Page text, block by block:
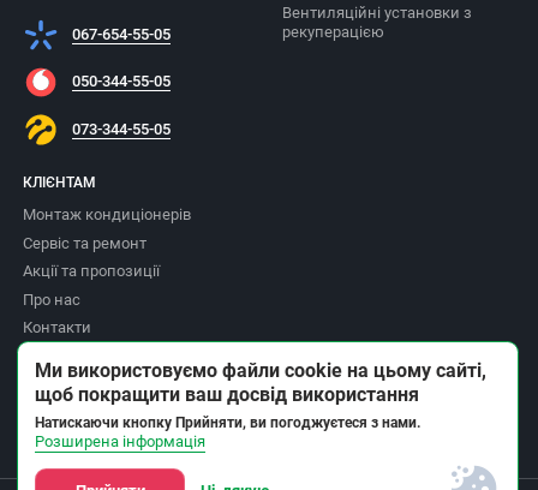
067-654-55-05
050-344-55-05
073-344-55-05
Вентиляційні установки з
рекуперацією
КЛІЄНТАМ
Монтаж кондиціонерів
Сервіс та ремонт
Акції та пропозиції
Про нас
Контакти
Повернення товару
Ми використовуємо файли cookie на цьому сайті,
щоб покращити ваш досвід використання
Натискаючи кнопку Прийняти, ви погоджуєтеся з нами.
Розширена інформація